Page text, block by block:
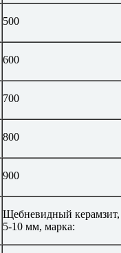
500
600
700
800
900
Щебневидный
5-10 мм, марка: